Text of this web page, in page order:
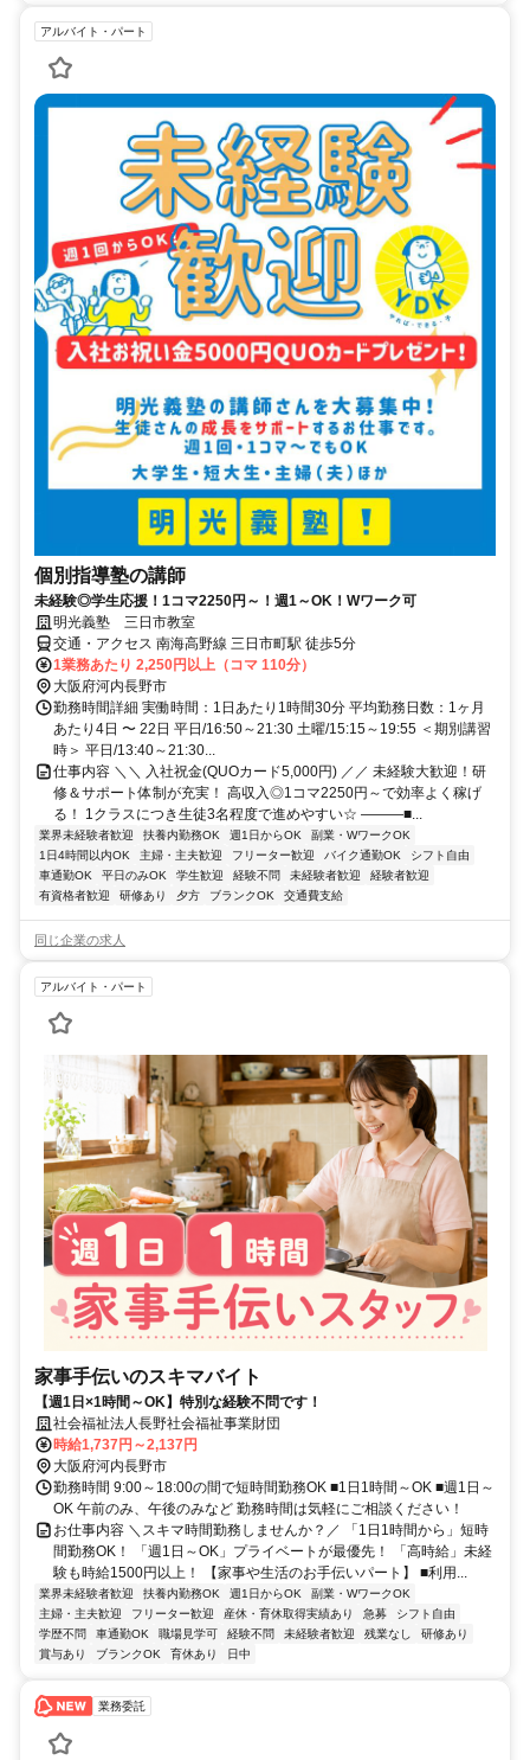
アルバイト・パート
個別指導塾の講師
未経験◎学生応援！1コマ2250円～！週1～OK！Wワーク可
明光義塾 三日市教室
交通・アクセス 南海高野線 三日市町駅 徒歩5分
1業務あたり 2,250円以上（コマ 110分）
大阪府河内長野市
勤務時間詳細 実働時間：1日あたり1時間30分 平均勤務日数：1ヶ月
あたり4日 〜 22日 平日/16:50～21:30 土曜/15:15～19:55 ＜期別講習
時＞ 平日/13:40～21:30...
仕事内容 ＼＼ 入社祝金(QUOカード5,000円) ／／ 未経験大歓迎！研
修＆サポート体制が充実！ 高収入◎1コマ2250円～で効率よく稼げ
る！ 1クラスにつき生徒3名程度で進めやすい☆ ―――■...
業界未経験者歓迎 扶養内勤務OK 週1日からOK
副業・WワークOK
1日4時間以内OK
主婦・主夫歓迎 フリーター歓迎 バイク通勤OK
シフト自由
車通勤OK
平日のみOK 学生歓迎 経験不問 未経験者歓迎
経験者歓迎
有資格者歓迎
研修あり 夕方 ブランクOK 交通費支給
同じ企業の求人
アルバイト・パート
家事手伝いのスキマバイト
【週1日×1時間～OK】特別な経験不問です！
社会福祉法人長野社会福祉事業財団
時給1,737円～2,137円
大阪府河内長野市
勤務時間 9:00～18:00の間で短時間勤務OK ■1日1時間～OK ■週1日～
OK 午前のみ、午後のみなど 勤務時間は気軽にご相談ください！
お仕事内容 ＼スキマ時間勤務しませんか？／ 「1日1時間から」短時
間勤務OK！ 「週1日～OK」プライベートが最優先！ 「高時給」未経
験も時給1500円以上！ 【家事や生活のお手伝いパート】 ■利用...
業界未経験者歓迎 扶養内勤務OK 週1日からOK
副業・WワークOK
主婦・主夫歓迎
フリーター歓迎 産休・育休取得実績あり 急募
シフト自由
学歴不問
車通勤OK 職場見学可 経験不問 未経験者歓迎 残業なし
研修あり
賞与あり
ブランクOK 育休あり 日中
業務委託